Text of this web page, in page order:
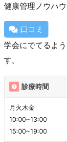
健康管理ノウハ
口コミ
学会にでてるよ
す。
診療時間
月火木金
10:00~13:00
15:00~19:00